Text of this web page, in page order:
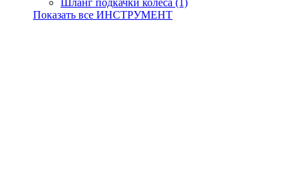
Шланг подкачки колеса (1)
Показать все ИНСТРУМЕНТ